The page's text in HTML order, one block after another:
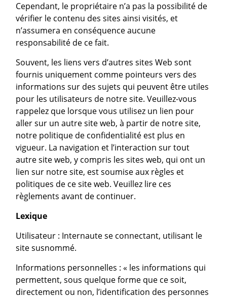
Cependant, le propriétaire n’a pas la possibilité de
vérifier le contenu des sites ainsi visités, et
n’assumera en conséquence aucune
responsabilité de ce fait.
Souvent, les liens vers d’autres sites Web sont
fournis uniquement comme pointeurs vers des
informations sur des sujets qui peuvent être utiles
pour les utilisateurs de notre site. Veuillez-vous
rappelez que lorsque vous utilisez un lien pour
aller sur un autre site web, à partir de notre site,
notre politique de confidentialité est plus en
vigueur. La navigation et l’interaction sur tout
autre site web, y compris les sites web, qui ont un
lien sur notre site, est soumise aux règles et
politiques de ce site web. Veuillez lire ces
règlements avant de continuer.
Lexique
Utilisateur : Internaute se connectant, utilisant le
site susnommé.
Informations personnelles : « les informations qui
permettent, sous quelque forme que ce soit,
directement ou non, l’identification des personnes